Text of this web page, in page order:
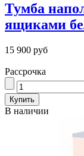
Тумба
ящиками
15 900 руб
Рассрочка
В наличии